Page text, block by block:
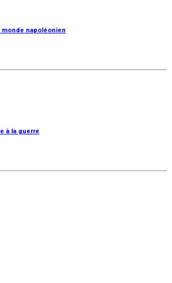
napoléonien
à la guerre